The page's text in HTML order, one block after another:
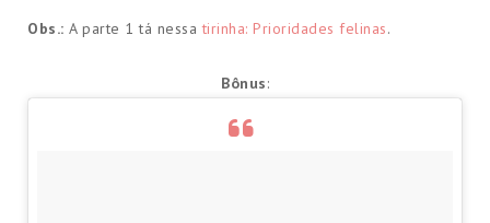
Obs.: A parte 1 tá nessatirinha: Prioridades felinas.
Bônus: